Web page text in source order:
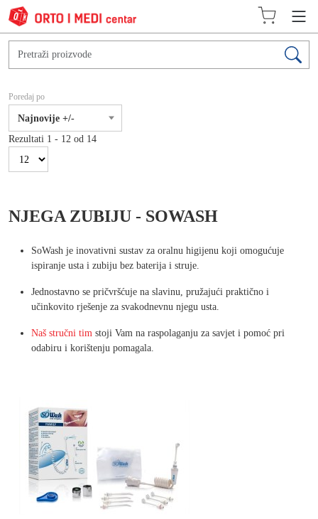
Poredaj po
Najnovije +/-
Rezultati 1 - 12 od 14
NJEGA ZUBIJU - SOWASH
SoWash je inovativni sustav za oralnu higijenu koji omogućuje
ispiranje usta i zubiju bez baterija i struje.
Jednostavno se pričvršćuje na slavinu, pružajući praktično i
učinkovito rješenje za svakodnevnu njegu usta.
Naš stručni tim stoji Vam na raspolaganju za savjet i pomoć pri
odabiru i korištenju pomagala.